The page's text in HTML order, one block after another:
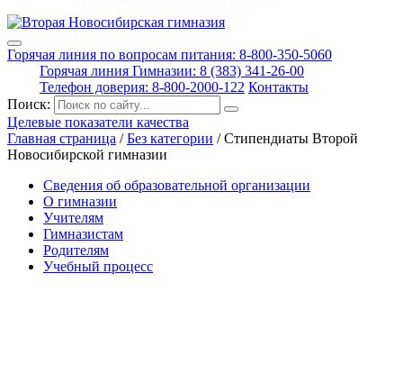
Горячая линия по вопросам питания: 8-800-350-5060
Горячая линия Гимназии: 8 (383) 341-26-00
Телефон доверия: 8-800-2000-122 Контакты
Поиск:
Целевые показатели качества
Главная страница /Без категории /Стипендиаты Второй
Новосибирской гимназии
Сведения об образовательной организации
О гимназии
Учителям
Гимназистам
Родителям
Учебный процесс